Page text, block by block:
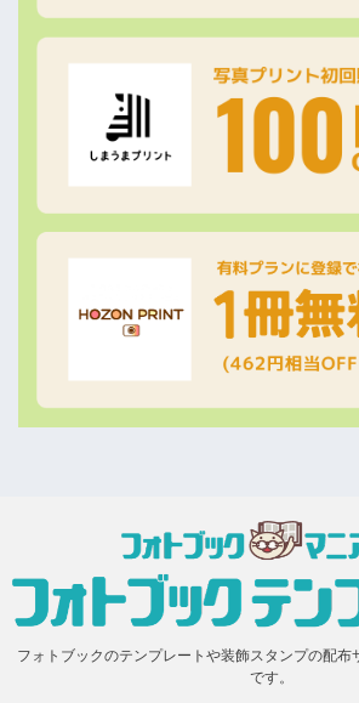
フォトブックのテンプレートや装飾スタンプの配布
です。